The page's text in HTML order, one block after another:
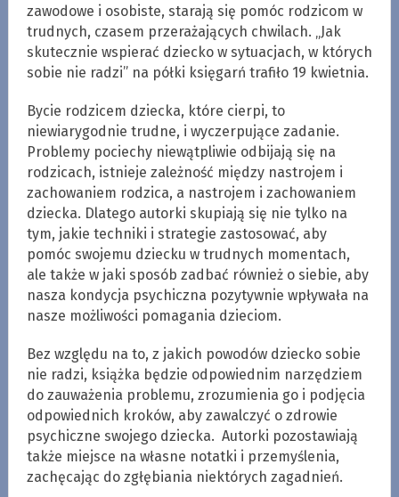
zawodowe i osobiste, starają się pomóc rodzicom w
trudnych, czasem przerażających chwilach. „Jak
skutecznie wspierać dziecko w sytuacjach, w których
sobie nie radzi” na półki księgarń trafiło 19 kwietnia.
Bycie rodzicem dziecka, które cierpi, to
niewiarygodnie trudne, i wyczerpujące zadanie.
Problemy pociechy niewątpliwie odbijają się na
rodzicach, istnieje zależność między nastrojem i
zachowaniem rodzica, a nastrojem i zachowaniem
dziecka. Dlatego autorki skupiają się nie tylko na
tym, jakie techniki i strategie zastosować, aby
pomóc swojemu dziecku w trudnych momentach,
ale także w jaki sposób zadbać również o siebie, aby
nasza kondycja psychiczna pozytywnie wpływała na
nasze możliwości pomagania dzieciom.
Bez względu na to, z jakich powodów dziecko sobie
nie radzi, książka będzie odpowiednim narzędziem
do zauważenia problemu, zrozumienia go i podjęcia
odpowiednich kroków, aby zawalczyć o zdrowie
psychiczne swojego dziecka. Autorki pozostawiają
także miejsce na własne notatki i przemyślenia,
zachęcając do zgłębiania niektórych zagadnień.